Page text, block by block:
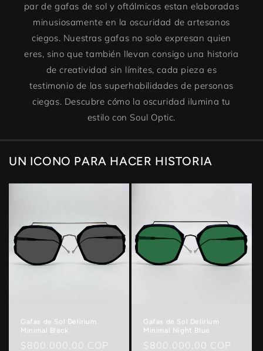
par de gafas de sol y oftálmicas estan elaboradas
minusiosamente en la oscuridad de artesanos
ciegos. Nuestras gafas no solo expresan quien
eres, sino que también llevan consigo una historia
de creatividad sin límites, cada pieza es
testimonio de las superhabilidades de personas
ciegas. Descubre cómo la oscuridad ilumina tu
estilo con Soul Optic.
UN ICONO PARA HACER HISTORIA
Gafas de Sol Delirium
Minimal Black
Precio
$800.000,00 COP
Gafas de Sol Delirium
Minimal Night Blue
Precio
$800.000,00 COP